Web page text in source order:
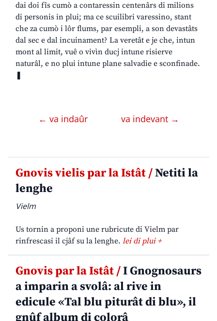
dai doi fîs cumò a contaressin centenârs di milions
di personis in plui; ma ce scuilibri varessino, stant
che za cumò i lôr flums, par esempli, a son devastâts
dal sec e dal incuinament? La veretât e je che, intun
mont al limit, vuê o vivìn ducj intune risierve
naturâl, e no plui intune plane salvadie e sconfinade.
← va indaûr va indevant →
Gnovis vielis par la Istât /Netiti la
lenghe
Vielm
Us tornin a proponi une rubricute di Vielm par
rinfrescasi il cjâf su la lenghe. lei di plui +
Gnovis par la Istât /I Gnognosaurs
a imparin a svolâ: al rive in
edicule «Tal blu piturât di blu», il
gnûf album di colorâ